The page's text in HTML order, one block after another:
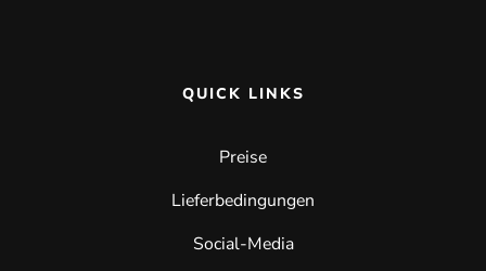
QUICK LINKS
Preise
Lieferbedingungen
Social-Media